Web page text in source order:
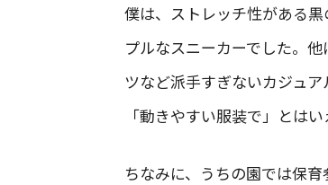
僕は、ストレッチ性がある
プルなスニーカーでした。
ツなど派手すぎないカジュ
「動きやすい服装で」とは
ちなみに、うちの園では保